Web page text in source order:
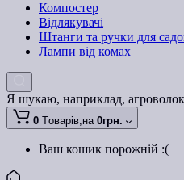
Компостер
Відлякувачі
Штанги та ручки для
Лампи від комах
Я шукаю, наприклад,
0 Tоварів,на 0грн.
Ваш кошик порожній :(